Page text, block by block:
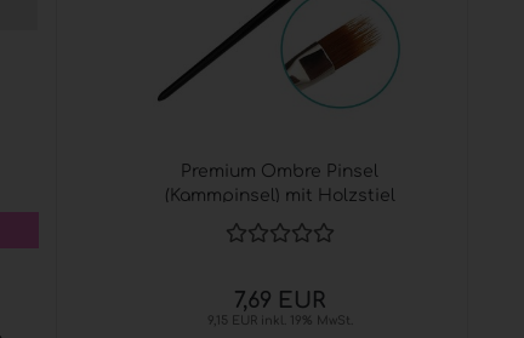
Strass & Stones
Premium Ombre Pinsel
(Kammpinsel) mit Holzstiel
7,69 EUR
9,15 EUR inkl. 19% MwSt.